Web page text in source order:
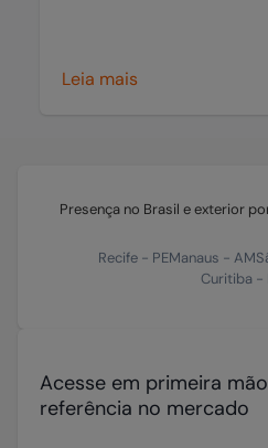
Leia mais
Presença no Brasil e exterior
Recife- PEManaus - AM
Curitiba -
Acesse em primeira
referência no mercado